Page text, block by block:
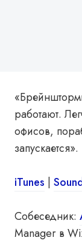
работают.
офисов,
запускается».
iTunes |
Собеседник:
Manager в